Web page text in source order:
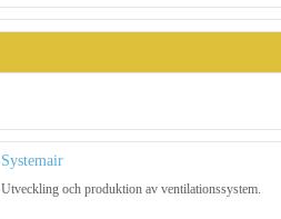
Systemair
Utveckling och produktion av ventilationssystem.